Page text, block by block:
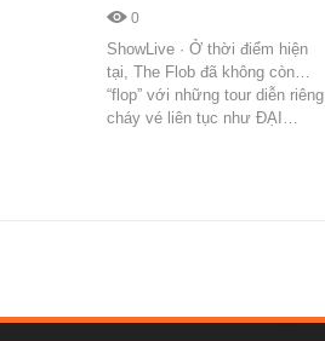
0
ShowLive · Ở thời điểm hiện
tại, The Flob đã không còn…
“flop” với những tour diễn riêng
cháy vé liên tục như ĐẠI…